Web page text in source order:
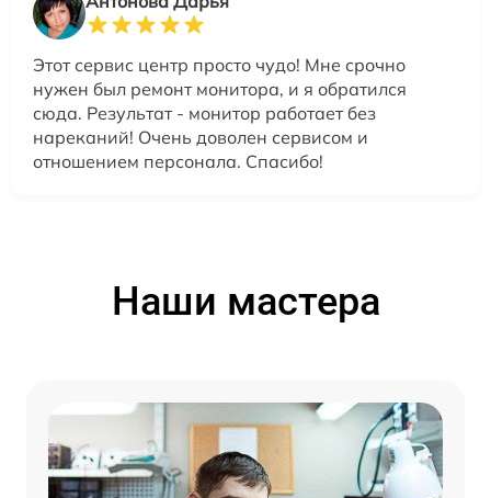
Этот сервис центр просто чудо! Мне срочно
нужен был ремонт монитора, и я обратился
сюда. Результат - монитор работает без
нареканий! Очень доволен сервисом и
отношением персонала. Спасибо!
Наши мастера